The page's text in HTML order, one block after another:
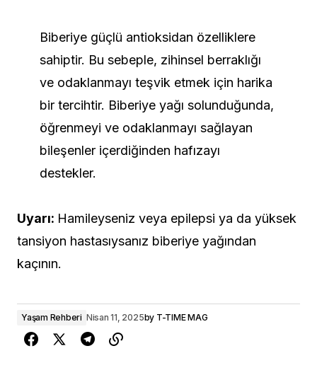
Biberiye güçlü antioksidan özelliklere
sahiptir. Bu sebeple, zihinsel berraklığı
ve odaklanmayı teşvik etmek için harika
bir tercihtir. Biberiye yağı solunduğunda,
öğrenmeyi ve odaklanmayı sağlayan
bileşenler içerdiğinden hafızayı
destekler.
Uyarı: Hamileyseniz veya epilepsi ya da yüksek
tansiyon hastasıysanız biberiye yağından
kaçının.
Yaşam Rehberi Nisan 11, 2025by T-TIME MAG